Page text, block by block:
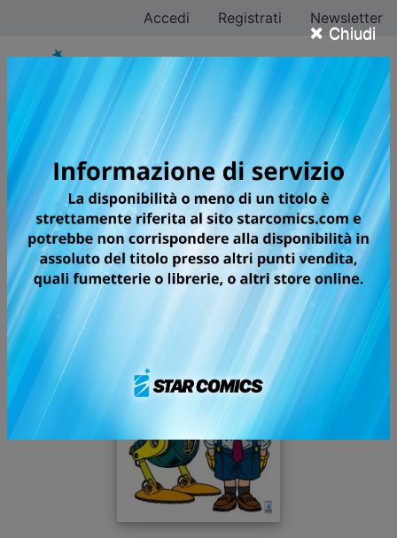
× Chiudi
Accedi Registrati Newsletter
Akira Toriyama
Tutti i fumetti
Pagina 2 di 8